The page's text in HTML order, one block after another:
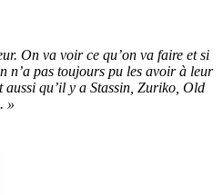
On va voir ce qu’on va faire et si
n’a pas toujours pu les avoir à leur
aussi qu’il y a Stassin, Zuriko, Old
»